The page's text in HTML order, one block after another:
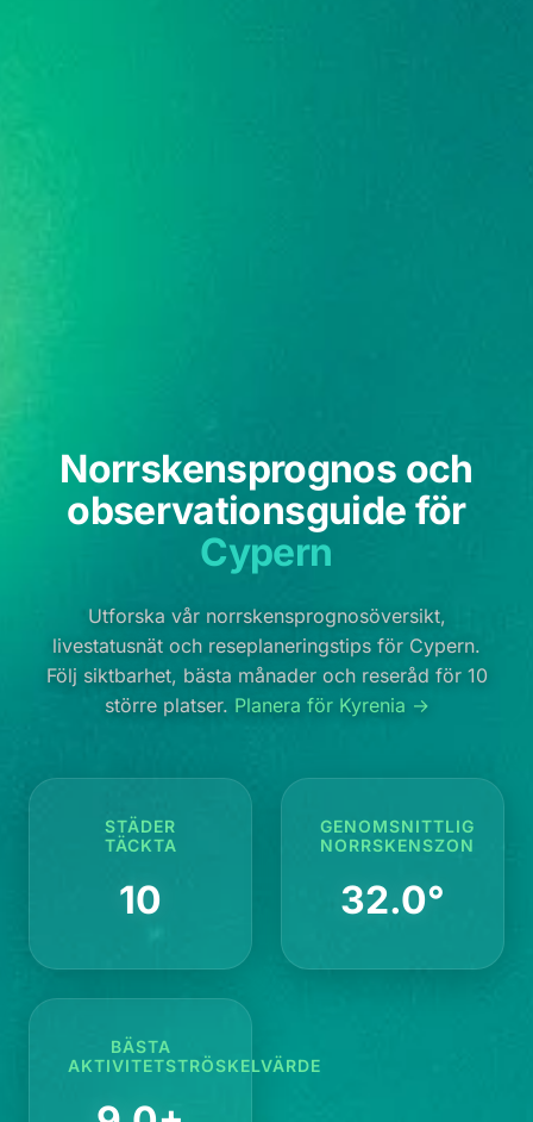
Norrskensprognos och
observationsguide för
Cypern
Utforska vår norrskensprognosöversikt,
livestatusnät och reseplaneringstips för Cypern.
Följ siktbarhet, bästa månader och reseråd för 10
större platser. Planera för Kyrenia →
STÄDER
TÄCKTA
10
GENOMSNITTLIG
NORRSKENSZON
32.0°
BÄSTA
AKTIVITETSTRÖSKELVÄRDE